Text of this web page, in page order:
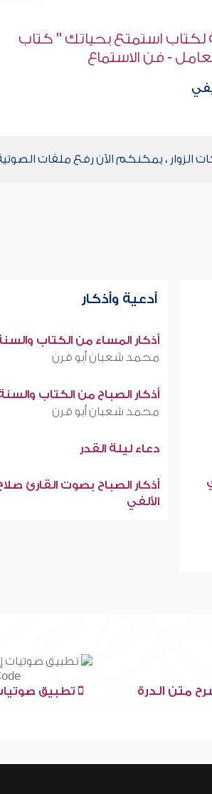
، يمكنكم الآن رفع ملفات
أدعية وأذكار
أذكار المساء من الكتاب
محمد شعبان أبو قرن
أذكار الصباح من الكتاب
محمد شعبان أبو قرن
دعاء ليلة القدر
أذكار الصباح بصوت القارئ
الألفي
متن الدرة تطبيق